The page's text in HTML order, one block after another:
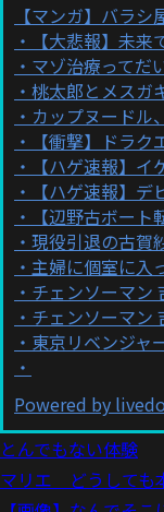
【マンガ】バラ
【大悲報】未
マゾ治療ってだ
桃太郎とメスガ
カップヌードル
【衝撃】ドラ
【ハゲ速報】
【ハゲ速報】
【辺野古ボー
現役引退の古賀
主婦に個室に入
チェンソーマン
チェンソーマン
東京リベンジャ
Powered by
とんでもない体験
マリエ どうしても